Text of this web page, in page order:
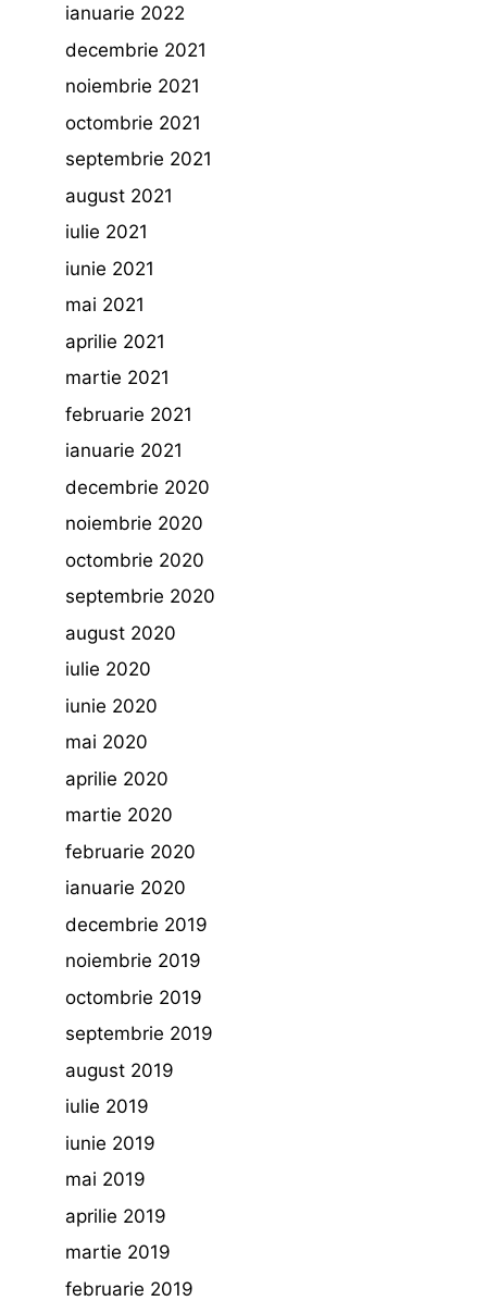
ianuarie 2022
decembrie 2021
noiembrie 2021
octombrie 2021
septembrie 2021
august 2021
iulie 2021
iunie 2021
mai 2021
aprilie 2021
martie 2021
februarie 2021
ianuarie 2021
decembrie 2020
noiembrie 2020
octombrie 2020
septembrie 2020
august 2020
iulie 2020
iunie 2020
mai 2020
aprilie 2020
martie 2020
februarie 2020
ianuarie 2020
decembrie 2019
noiembrie 2019
octombrie 2019
septembrie 2019
august 2019
iulie 2019
iunie 2019
mai 2019
aprilie 2019
martie 2019
februarie 2019